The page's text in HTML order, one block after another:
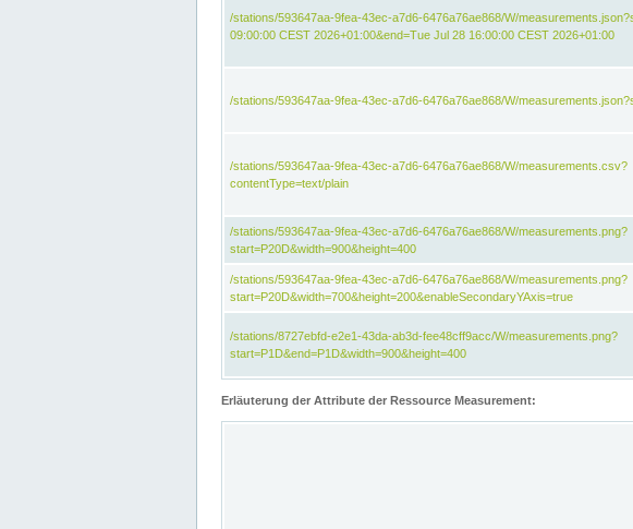
/stations/593647aa-9fea-43ec-a7d6-6476a76ae868/W/
09:00:00 CEST 2026+01:00&end=Tue Jul 28 16:00:00 CEST 2026+01:00
/stations/593647aa-9fea-43ec-a7d6-6476a76ae868/W/
/stations/593647aa-9fea-43ec-a7d6-6476a76ae868/W/measurements.csv?
contentType=text/plain
/stations/593647aa-9fea-43ec-a7d6-6476a76ae868/W/measurements.png?
start=P20D&width=900&height=400
/stations/593647aa-9fea-43ec-a7d6-6476a76ae868/W/measurements.png?
start=P20D&width=700&height=200&enableSecondaryYAxis=true
/stations/8727ebfd-e2e1-43da-ab3d-fee48cff9acc/W/measurements.png?
start=P1D&end=P1D&width=900&height=400
Erläuterung der Attribute der Ressource Measurement: